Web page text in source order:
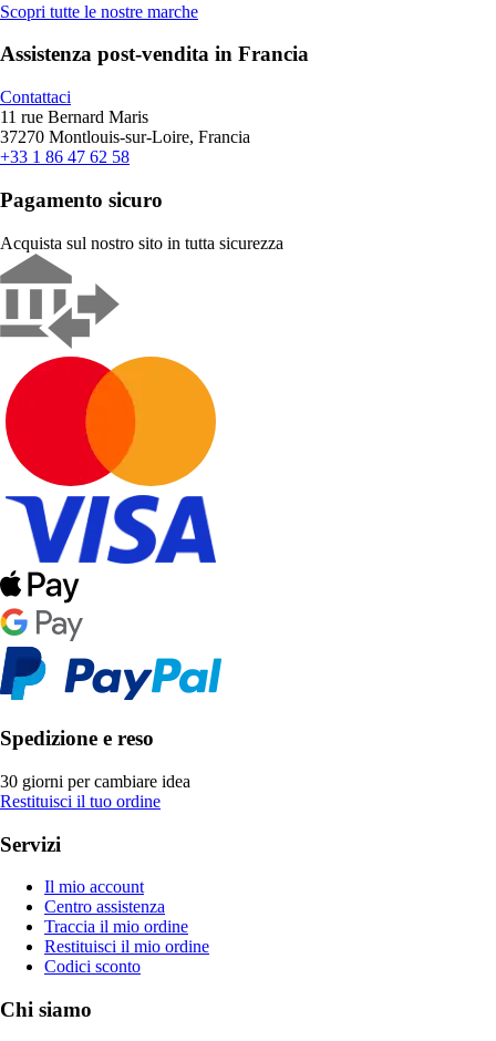
Scopri tutte le nostre marche
Assistenza post-vendita in Francia
Contattaci
11 rue Bernard Maris
37270 Montlouis-sur-Loire, Francia
+33 1 86 47 62 58
Pagamento sicuro
Acquista sul nostro sito in tutta sicurezza
Spedizione e reso
30 giorni per cambiare idea
Restituisci il tuo ordine
Servizi
Il mio account
Centro assistenza
Traccia il mio ordine
Restituisci il mio ordine
Codici sconto
Chi siamo